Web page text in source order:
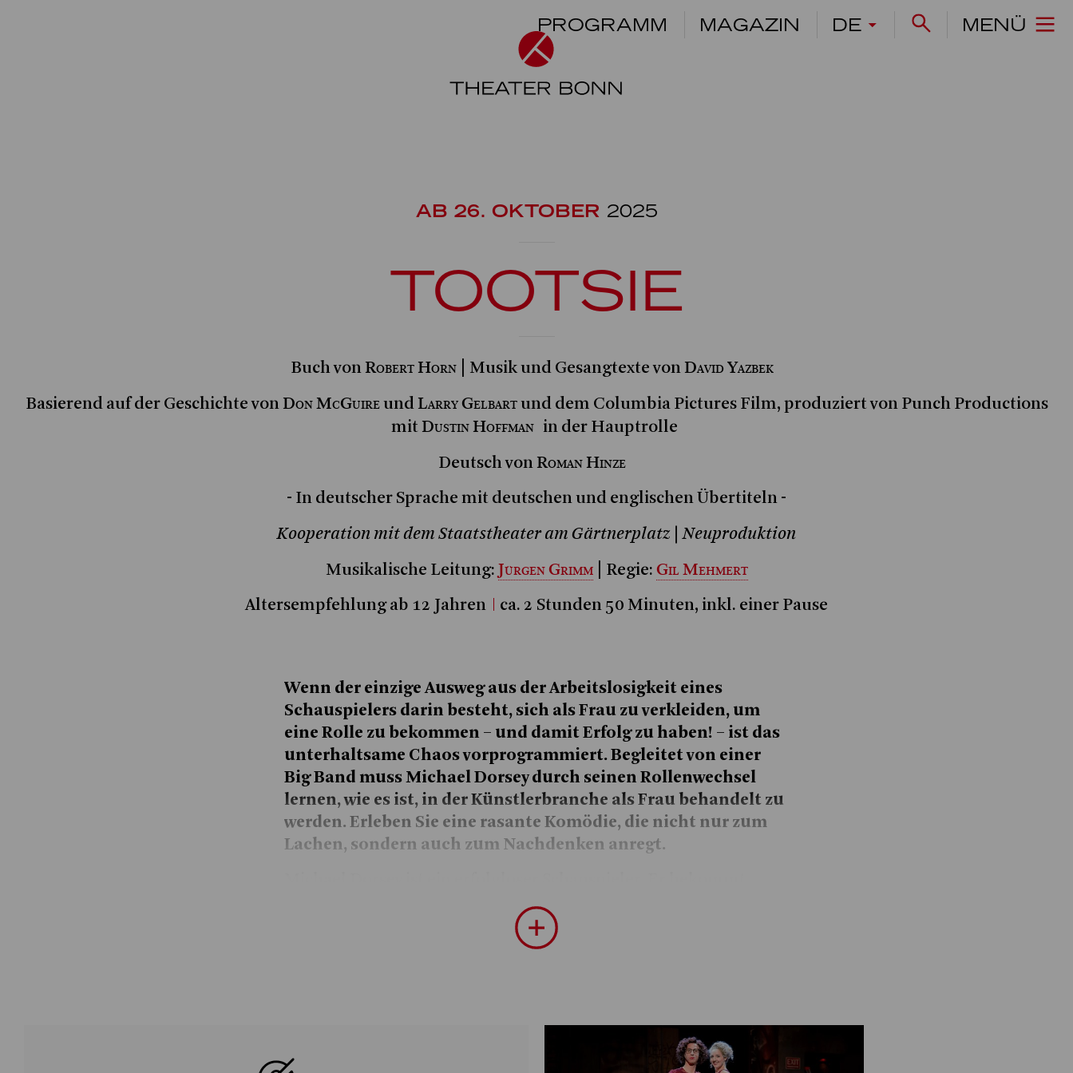
PROGRAMM MAGAZIN DE MENÜ
AB 26. OKTOBER 2025
TOOTSIE
Buch vonRobert Horn | Musik und Gesangtexte von David Yazbek
Basierend auf der Geschichte von Don McGuireundLarry Gelbartund dem Columbia Pictures Film, produziert von Punch Productions
mit Dustin Hoffman in der Hauptrolle
Deutsch vonRoman Hinze
- In deutscher Sprache mit deutschen und englischen Übertiteln -
Kooperation mit dem Staatstheater am Gärtnerplatz | Neuproduktion
Musikalische Leitung: Jürgen Grimm| Regie: Gil Mehmert
Altersempfehlung ab 12 Jahren ca. 2 Stunden 50 Minuten, inkl. einer Pause
Wenn der einzige Ausweg aus der Arbeitslosigkeit eines
Schauspielers darin besteht, sich als Frau zu verkleiden, um
eine Rolle zu bekommen – und damit Erfolg zu haben! – ist das
unterhaltsame Chaos vorprogrammiert. Begleitet von einer
Big Band muss Michael Dorsey durch seinen Rollenwechsel
lernen, wie es ist, in der Künstlerbranche als Frau behandelt zu
werden. Erleben Sie eine rasante Komödie, die nicht nur zum
Lachen, sondern auch zum Nachdenken anregt.
keine Rollen, weil er sich gern über die Meinung von Regisseuren
hinwegsetzt. Als er einer Bekannten bei der Vorbereitung auf ein
Casting für das Musical JULIET’S CURSE hilft, kommt ihm eine
nach vielen Änderungen sowie der Umbenennung des Stücks
feiert JULIET’S NURSE eine umjubelte Premiere. Doch schon